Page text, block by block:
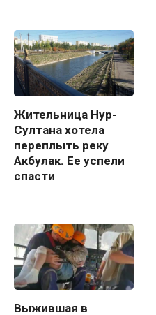
Жительница Нур-
Султана хотела
переплыть реку
Акбулак. Ее успели
спасти
Выжившая в